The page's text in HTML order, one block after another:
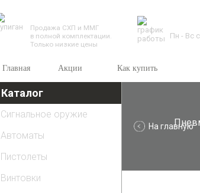
Продажа СХП и ММГ
в полной комплектации.
Только низкие цены
Пн - Вс
Главная Акции Как купить
На главную
Каталог
Сигнальное оружие
Автоматы
Пистолеты
Винтовки